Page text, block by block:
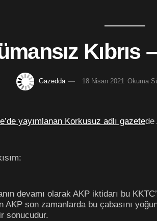
Kıbrıs
Gazedda 18 Nisan 2021 Okuma
yayımlanan Korkusuz adlı gazetede
devamı olarak AKP iktidarı bu
AKP son zamanlarda bu çabasını
sonucudur.